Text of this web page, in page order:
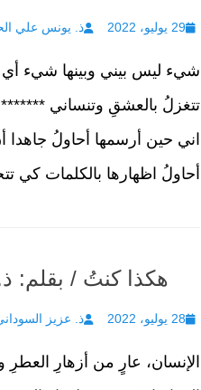
Posted
29 يوليو، 2022 Author
ذ. يونس علي
شيء ليس بيني وبينها شيء
تتغزلُ بالعشقِ وتنساني
اني حين أرسمها أحاولُ جاهدا
أحاولُ اظهارها بالكلمات كي
هكذا كنتُ / بقلم:
Posted
on
28 يوليو، 2022 Author
ذ. عزيز
الإنسان، عارٍ من أزهارِ